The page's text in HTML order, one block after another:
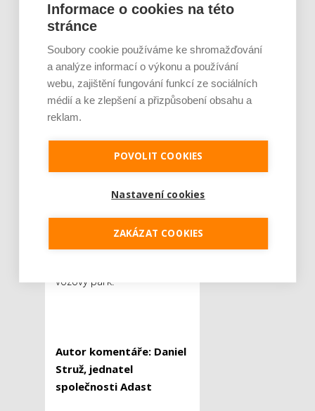
by měla jít ruku v ruce
s rozvojem MHD, ať už
v souvislosti s vývojem
plnících stanic či zkušeností
s provozem pohonných
jednotek. Určitou
překážkou bude pouze
otázka financování – oproti
ostatním segmentům
nebude nákladní doprava
dostávat takovou přednost.
soukromí dopravci budou
vozový park.
Autor komentáře: Daniel
Struž, jednatel
společnosti Adast
Informace o cookies na této
stránce
Soubory cookie používáme ke shromažďování
a analýze informací o výkonu a používání
webu, zajištění fungování funkcí ze sociálních
médií a ke zlepšení a přizpůsobení obsahu a
reklam.
POVOLIT COOKIES
Nastavení cookies
ZAKÁZAT COOKIES